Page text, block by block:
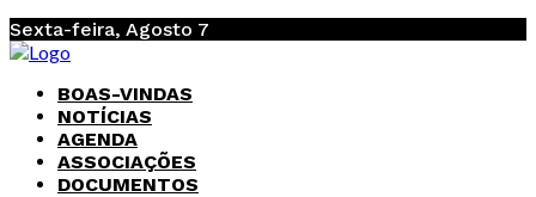
Sexta-feira, Agosto 7
BOAS-VINDAS
NOTÍCIAS
AGENDA
ASSOCIAÇÕES
DOCUMENTOS